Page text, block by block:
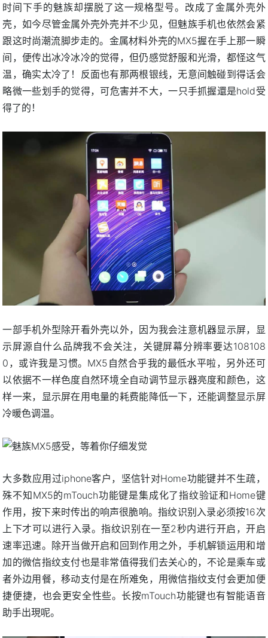
时间下手的魅族却摆脱了这一规格型号。改成了金属外壳外
壳，如今尽管金属外壳外壳并不少见，但魅族手机也依然会紧
跟这时尚潮流脚步走的。金属材料外壳的MX5握在手上那一瞬
间，便传出冰冷冰冷的觉得，但仍感觉舒服和光滑，都怪这气
温，确实太冷了！反面也有那两根银线，无意间触碰到得话会
略微一些划手的觉得，可危害并不大，一只手抓握還是hold受
得了的！
一部手机外型除开看外壳以外，因为我会注意机器显示屏，显
示屏源自什么品牌我不会关注，关键屏幕分辨率要达108108
0，或许我是习惯。MX5自然合乎我的最低水平啦，另外还可
以依据不一样色度自然环境全自动调节显示器亮度和颜色，这
样一来，显示屏在用电量的耗费能降低一下，还能调整显示屏
冷暖色调温。
大多数应用过iphone客户，坚信针对Home功能键并不生疏，
殊不知MX5的mTouch功能键是集成化了指纹验证和Home键
作用，按下来时传出的响声很脆响。指纹识别入录必须按16次
上下才可以进行入录。指纹识别在一至2秒内进行开启，开启
速率迅速。除开当做开启和回到作用之外，手机解锁运用和增
加的微信指纹支付也是非常值得我们去关心的，不论是乘车或
者外边用餐，移动支付是在所难免，用微信指纹支付会更加便
捷便捷，也会更安全性些。长按mTouch功能键也有智能语音
助手出現呢。